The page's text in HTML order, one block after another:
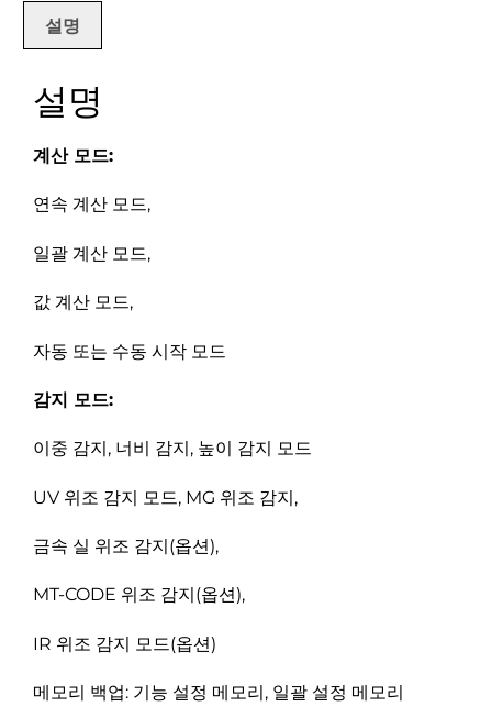
설명
설명
계산 모드:
연속 계산 모드,
일괄 계산 모드,
값 계산 모드,
자동 또는 수동 시작 모드
감지 모드:
이중 감지, 너비 감지, 높이 감지 모드
UV 위조 감지 모드, MG 위조 감지,
금속 실 위조 감지(옵션),
MT-CODE 위조 감지(옵션),
IR 위조 감지 모드(옵션)
메모리 백업: 기능 설정 메모리, 일괄 설정 메모리